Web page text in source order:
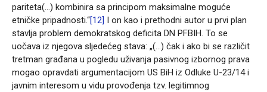
pariteta(…) kombinira sa principom maksimalne moguće
etničke pripadnosti.“[12] I on kao i prethodni autor u prvi plan
stavlja problem demokratskog deficita DN PFBIH. To se
uočava iz njegova sljedećeg stava: „(…) čak i ako bi se različit
tretman građana u pogledu uživanja pasivnog izbornog prava
mogao opravdati argumentacijom US BiH iz Odluke U-23/14 i
javnim interesom u vidu provođenja tzv. legitimnog